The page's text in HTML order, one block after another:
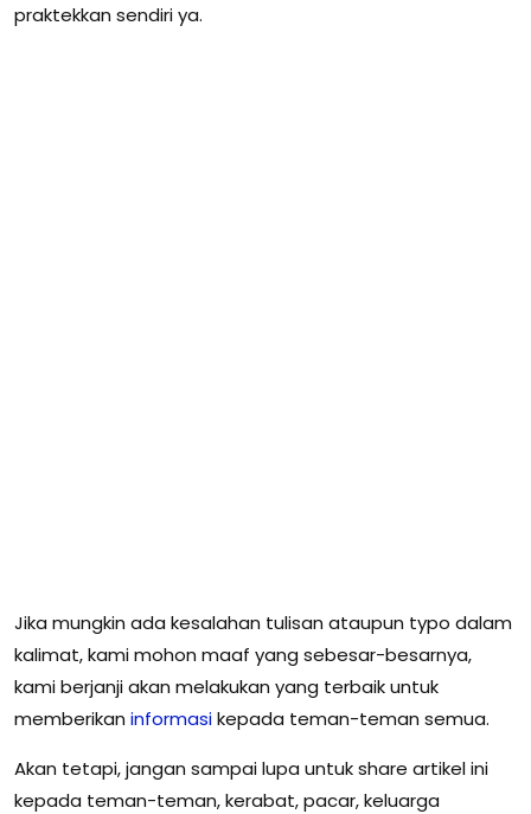
praktekkan sendiri ya.
Jika mungkin ada kesalahan tulisan ataupun typo dalam
kalimat, kami mohon maaf yang sebesar-besarnya,
kami berjanji akan melakukan yang terbaik untuk
memberikan informasikepada teman-teman semua.
Akan tetapi, jangan sampai lupa untuk share artikel ini
kepada teman-teman, kerabat, pacar, keluarga